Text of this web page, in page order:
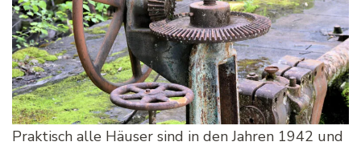
Praktisch alle Häuser sind in den Jahren 1942 und